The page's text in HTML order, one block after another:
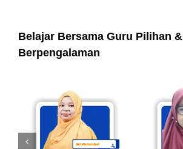
Belajar Bersama Guru Pilihan &
Berpengalaman